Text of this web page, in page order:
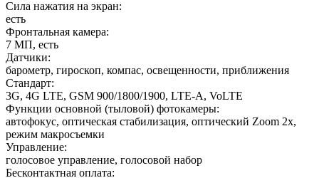
Сила нажатия на экран:
есть
Фронтальная камера:
7 МП, есть
Датчики:
барометр, гироскоп, компас, освещенности, приближения
Стандарт:
3G, 4G LTE, GSM 900/1800/1900, LTE-A, VoLTE
Функции основной (тыловой) фотокамеры:
автофокус, оптическая стабилизация, оптический Zoom 2x,
режим макросъемки
Управление:
голосовое управление, голосовой набор
Бесконтактная оплата: